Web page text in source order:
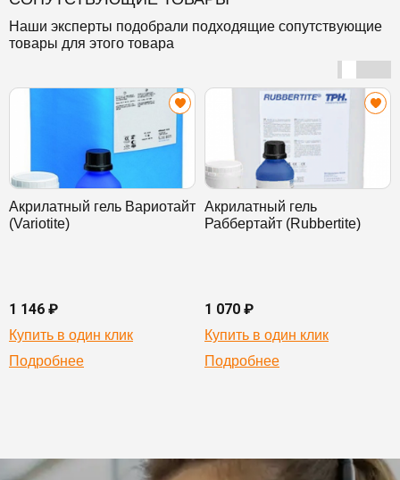
Наши эксперты подобрали подходящие сопутствующие
товары для этого товара
Акрилатный гель Вариотайт
(Variotite)
1 146 ₽
Купить в один клик
Подробнее
Акрилатный гель
Раббертайт (Rubbertite)
1 070 ₽
Купить в один клик
Подробнее